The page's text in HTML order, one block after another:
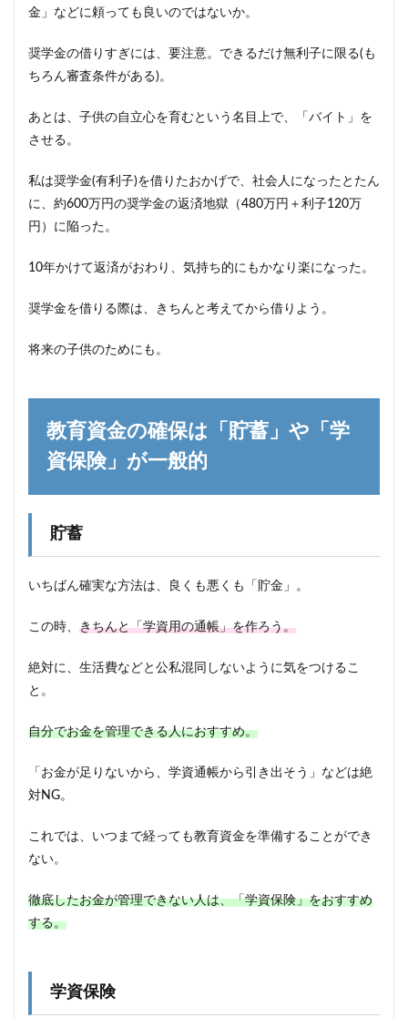
金」などに頼っても良いのではないか。
奨学金の借りすぎには、要注意。できるだけ無利子に限る(も
ちろん審査条件がある)。
あとは、子供の自立心を育むという名目上で、「バイト」を
させる。
私は奨学金(有利子)を借りたおかげで、社会人になったとたん
に、約600万円の奨学金の返済地獄（480万円＋利子120万
円）に陥った。
10年かけて返済がおわり、気持ち的にもかなり楽になった。
奨学金を借りる際は、きちんと考えてから借りよう。
将来の子供のためにも。
教育資金の確保は「貯蓄」や「学
資保険」が一般的
貯蓄
いちばん確実な方法は、良くも悪くも「貯金」。
この時、 きちんと「学資用の通帳」を作ろう。
絶対に、生活費などと公私混同しないように気をつけるこ
と。
自分でお金を管理できる人におすすめ。
「お金が足りないから、学資通帳から引き出そう」などは絶
対NG。
これでは、いつまで経っても教育資金を準備することができ
ない。
徹底したお金が管理できない人は、「学資保険」をおすすめ
する。
学資保険